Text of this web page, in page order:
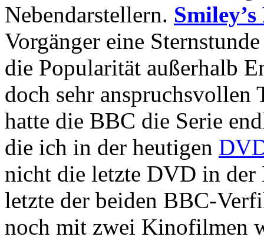
Nebendarstellern.
Vorgänger eine
die Popularität außerhalb
doch sehr anspruchsvollen
hatte die BBC die Serie
die ich in der heutigen
nicht die letzte DVD in der
letzte der beiden BBC-
noch mit zwei Kinofilmen